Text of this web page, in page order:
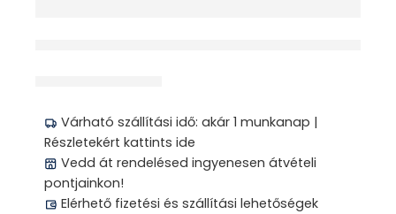
Várható szállítási idő: akár 1 munkanap |
Részletekért kattints ide
Vedd át rendelésed ingyenesen átvételi
pontjainkon!
Elérhető fizetési és szállítási lehetőségek